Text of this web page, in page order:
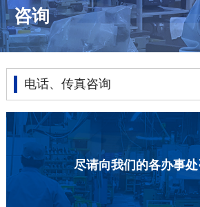
咨询
电话、传真咨询
尽请向我们的各办事处